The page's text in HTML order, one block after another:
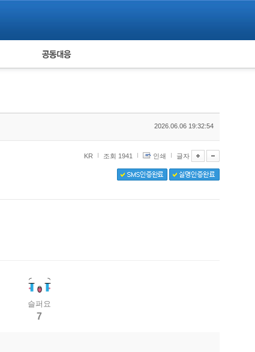
피해자 공동대응
2026.06.06 19:32:54
KR 조회 1941 인쇄 글자
슬퍼요
7